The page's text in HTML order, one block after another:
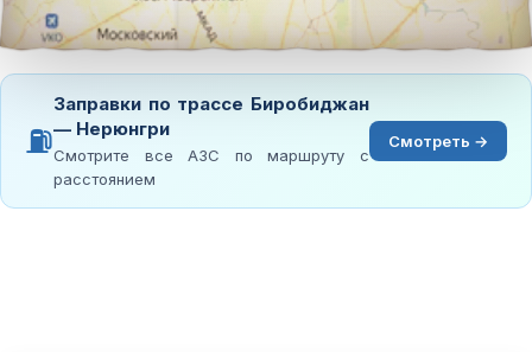
⛽
Заправки по трассе Биробиджан
— Нерюнгри
Смотрите все АЗС по маршруту с
расстоянием
Смотреть →